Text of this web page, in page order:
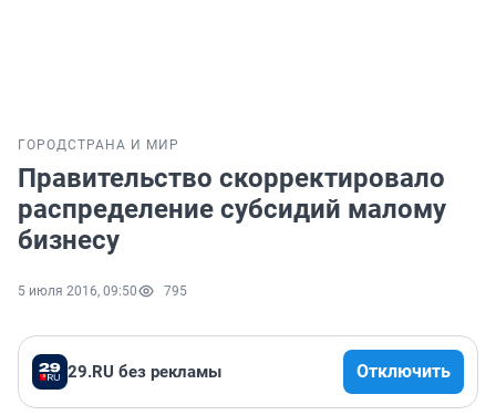
ГОРОДСТРАНА И МИР
Правительство скорректировало
распределение субсидий малому
бизнесу
5 июля 2016, 09:50 795
29.RU без рекламы Отключить